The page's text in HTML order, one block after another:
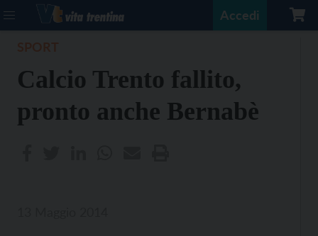
Accedi
Calcio Trento fallito,
pronto anche Bernabè